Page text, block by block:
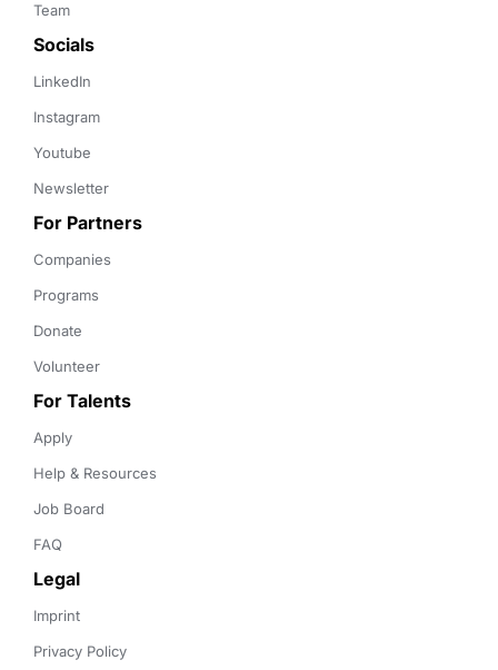
Team
Socials
LinkedIn
Instagram
Youtube
Newsletter
For Partners
Companies
Programs
Donate
Volunteer
For Talents
Apply
Help & Resources
Job Board
FAQ
Legal
Imprint
Privacy Policy